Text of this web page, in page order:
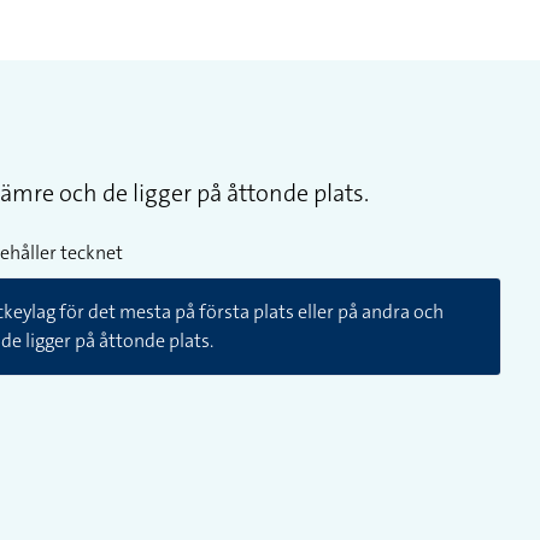
och de ligger på åttonde plats.
tecknet
för det mesta på första plats eller på andra och
ligger på åttonde plats.